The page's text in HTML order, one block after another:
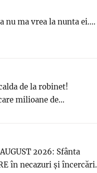
nu ma vrea la nunta ei....
de la robinet!
milioane de...
2026: Sfânta
în necazuri și încercări.